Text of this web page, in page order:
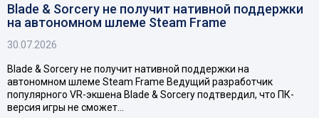
Blade & Sorcery не получит нативной поддержки
на автономном шлеме Steam Frame
30.07.2026
Blade & Sorcery не получит нативной поддержки на
автономном шлеме Steam Frame Ведущий разработчик
популярного VR-экшена Blade & Sorcery подтвердил, что ПК-
версия игры не сможет…